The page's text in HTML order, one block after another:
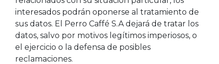
interesados podrán oponerse al tratamiento de
sus datos. El Perro Caffé S.A dejará de tratar los
datos, salvo por motivos legítimos imperiosos, o
el ejercicio o la defensa de posibles
reclamaciones.